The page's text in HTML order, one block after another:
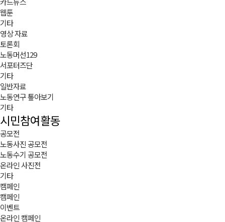
웹툰
기타
영상 자료
토론회
노동머선129
서포터즈단
기타
일반자료
노동연구 톺아보기
기타
시민참여활동
공모전
노동사진 공모전
노동수기 공모전
온라인 사진전
기타
캠페인
캠페인
이벤트
온라인 캠페인